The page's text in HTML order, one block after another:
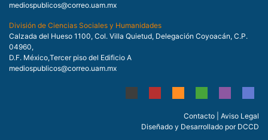
mediospublicos@correo.uam.mx
División de Ciencias Sociales y Humanidades
Calzada del Hueso 1100, Col. Villa Quietud, Delegación Coyoacán, C.P.
04960,
D.F. México,Tercer piso del Edificio A
mediospublicos@correo.uam.mx
Contacto
Aviso Legal
Diseñado y Desarrollado por DCCD